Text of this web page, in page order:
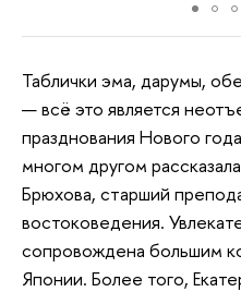
Таблички эма, дарумы,
— всё это является
празднования Нового
многом другом
Брюхова, старший
востоковедения.
сопровождена большим
Японии. Более того,